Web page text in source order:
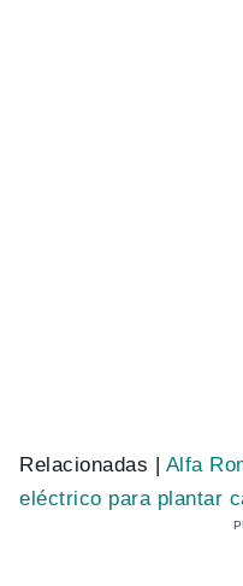
Relacionadas | Alfa
eléctrico para plantar